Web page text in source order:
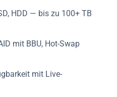
HDD — bis zu 100+ TB
mit BBU, Hot-Swap
mit Live-